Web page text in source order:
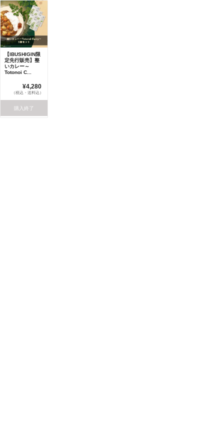
【IBUSHIGIN限
定先行販売】整
いカレー～
Totonoi C...
¥4,280
（税込・送料込）
購入終了